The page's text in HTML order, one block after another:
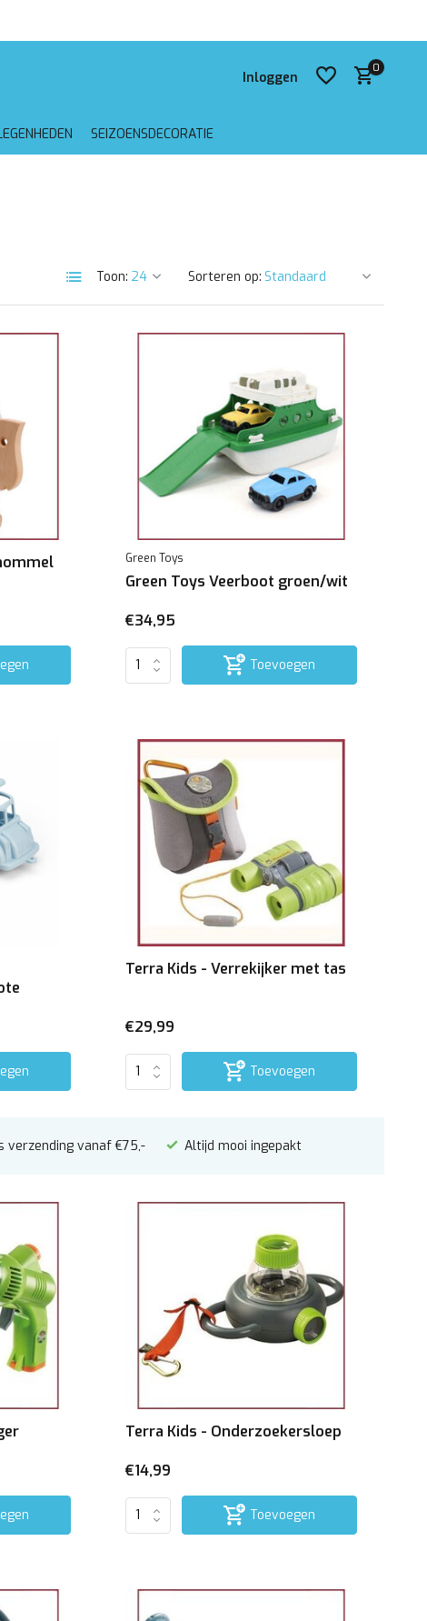
Inloggen
0
SEIZOENSDECORATIE
Toon: Sorteren op:
Green Toys
Green Toys Veerboot groen/wit
€34,95
Toevoegen
Terra Kids - Verrekijker met tas
€29,99
Toevoegen
verzending vanaf €75,- Altijd mooi ingepakt
Terra Kids - Onderzoekersloep
€14,99
Toevoegen